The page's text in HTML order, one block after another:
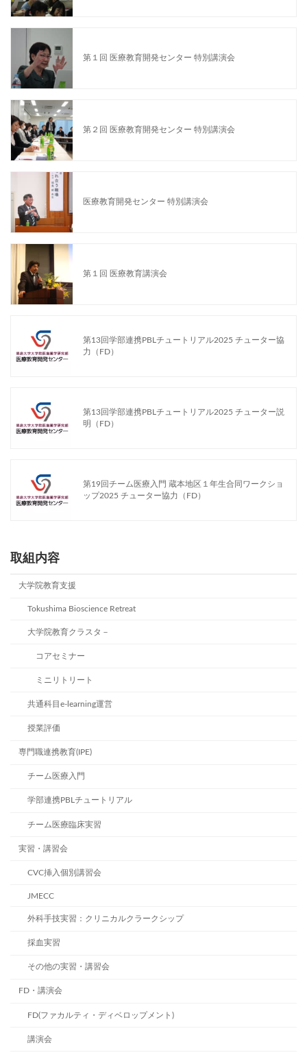
第１回 医療教育開発センター 特別講演会
第２回 医療教育開発センター 特別講演会
医療教育開発センター 特別講演会
第１回 医療教育講演会
第13回学部連携PBLチュートリアル2025 チューター協
力（FD）
第13回学部連携PBLチュートリアル2025 チューター説
明（FD）
第19回チーム医療入門 蔵本地区１年生合同ワークショ
ップ2025 チューター協力（FD）
取組内容
大学院教育支援
Tokushima Bioscience Retreat
大学院教育クラスタ－
コアセミナー
ミニリトリート
共通科目e-learning運営
授業評価
専門職連携教育(IPE)
チーム医療入門
学部連携PBLチュートリアル
チーム医療臨床実習
実習・講習会
CVC挿入個別講習会
JMECC
外科手技実習：クリニカルクラークシップ
採血実習
その他の実習・講習会
FD・講演会
FD(ファカルティ・ディベロップメント)
講演会